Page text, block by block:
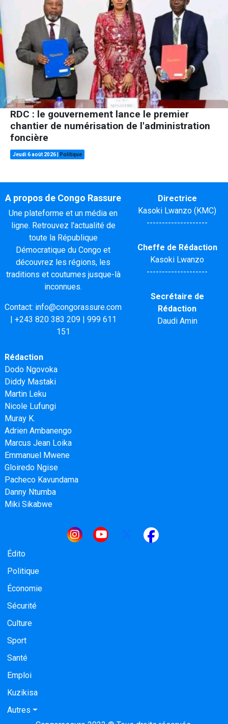
RDC : le gouvernement lance le premier
chantier de numérisation de l'administration
foncière
Jeudi 6 août 2026 Politique
A propos de Congo Rassure
Une plateforme et un média en
ligne. Retrouvez l'actualité de
toute la République
Démocratique du Congo et
découvrez les régions, les
traditions et coutumes jusque-là
inconnues.
Contact: info@congorassure.com
| +243 820 383 209| 999 611
151
Directrice
Kasoki Lwanzo (KMC)
--------------------
Cheffe de Rédaction
Kasoki Lwanzo
--------------------
Secrétaire de
Rédaction
Daudi Amin
Rédaction
Dodo Ngovoka
Diddy Mastaki
Martin Leku
Nicole Lufungi
Muray K.
Adrien Ambanengo
Marcus Jean Loika
Emmanuel Mwene
Gloiredo Ngise
Pacheco Kavundama
Danny Ntumba
Miki Sikabwe
Navigation principale
Édito
Politique
Économie
Sécurité
Culture
Sport
Santé
Emploi
Kuzikisa
Autres